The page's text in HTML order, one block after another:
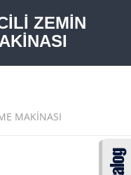
ZEMİN
MAKİNASI